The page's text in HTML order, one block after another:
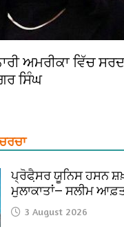
ਅਮਰੀਕਾ ਵਿੱਚ
ਸਿੰਘ
ਪ੍ਰੋਫੈ਼ਸਰ ਯੂਨਿਸ ਹਸਨ
ਮੁਲਾਕਾਤਾਂ— ਸਲੀਮ
3 August 2026